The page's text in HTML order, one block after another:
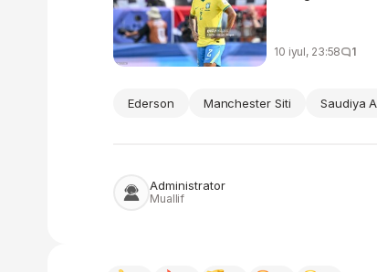
10 iyul, 23:58 1
Ederson Manchester Siti Saudiya
Administrator
Muallif